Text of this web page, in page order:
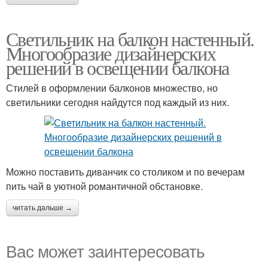
Светильник на балкон настенный.
Многообразие дизайнерских
решений в освещении балкона
Стилей в оформлении балконов множество, но
светильники сегодня найдутся под каждый из них.
Можно поставить диванчик со столиком и по вечерам
пить чай в уютной романтичной обстановке.
читать дальше →
Вас может заинтересовать